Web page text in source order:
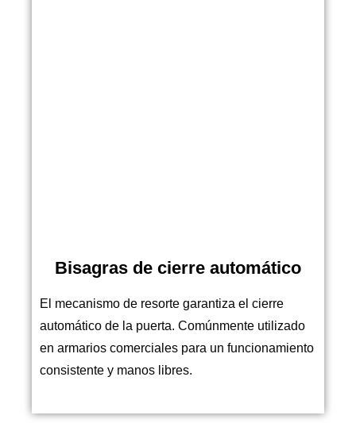
Bisagras de cierre automático
El mecanismo de resorte garantiza el cierre
automático de la puerta. Comúnmente utilizado
en armarios comerciales para un funcionamiento
consistente y manos libres.